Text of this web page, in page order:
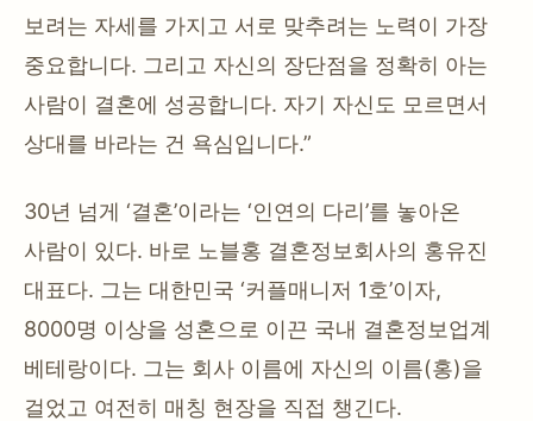
보려는 자세를 가지고 서로 맞추려는 노력이 가장
중요합니다. 그리고 자신의 장단점을 정확히 아는
사람이 결혼에 성공합니다. 자기 자신도 모르면서
상대를 바라는 건 욕심입니다.”
30년 넘게 ‘결혼’이라는 ‘인연의 다리’를 놓아온
사람이 있다. 바로 노블홍 결혼정보회사의 홍유진
대표다. 그는 대한민국 ‘커플매니저 1호’이자,
8000명 이상을 성혼으로 이끈 국내 결혼정보업계
베테랑이다. 그는 회사 이름에 자신의 이름(홍)을
걸었고 여전히 매칭 현장을 직접 챙긴다.